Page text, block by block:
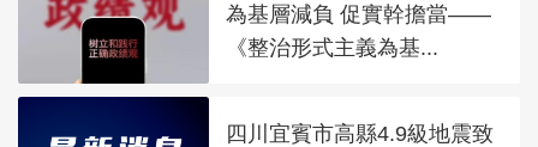
為基層減負 促實幹擔當——
《整治形式主義為基...
四川宜賓市高縣4.9級地震致